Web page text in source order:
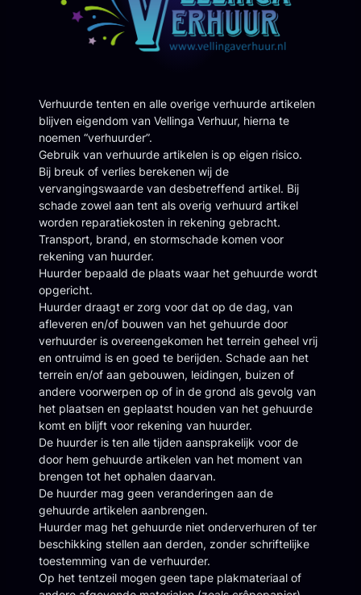
Verhuurde tenten en alle overige verhuurde artikelen
blijven eigendom van Vellinga Verhuur, hierna te
noemen “verhuurder”.
Gebruik van verhuurde artikelen is op eigen risico.
Bij breuk of verlies berekenen wij de
vervangingswaarde van desbetreffend artikel. Bij
schade zowel aan tent als overig verhuurd artikel
worden reparatiekosten in rekening gebracht.
Transport, brand, en stormschade komen voor
rekening van huurder.
Huurder bepaald de plaats waar het gehuurde wordt
opgericht.
Huurder draagt er zorg voor dat op de dag, van
afleveren en/of bouwen van het gehuurde door
verhuurder is overeengekomen het terrein geheel vrij
en ontruimd is en goed te berijden. Schade aan het
terrein en/of aan gebouwen, leidingen, buizen of
andere voorwerpen op of in de grond als gevolg van
het plaatsen en geplaatst houden van het gehuurde
komt en blijft voor rekening van huurder.
De huurder is ten alle tijden aansprakelijk voor de
door hem gehuurde artikelen van het moment van
brengen tot het ophalen daarvan.
De huurder mag geen veranderingen aan de
gehuurde artikelen aanbrengen.
Huurder mag het gehuurde niet onderverhuren of ter
beschikking stellen aan derden, zonder schriftelijke
toestemming van de verhuurder.
Op het tentzeil mogen geen tape plakmateriaal of